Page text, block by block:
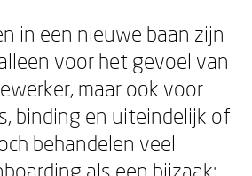
in een nieuwe baan zijn
voor het gevoel van
maar ook voor
binding en uiteindelijk of
behandelen veel
als een bijzaak: